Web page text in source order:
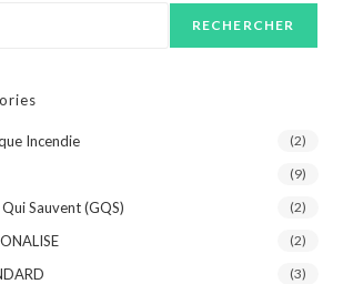
RECHERCHER
Incendie (2)
(9)
Sauvent (GQS) (2)
(2)
(3)